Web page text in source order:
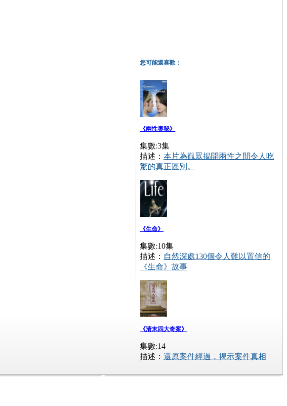
您可能還喜歡：
《兩性奧秘》
集數:3集
描述： 本片為觀眾揭開兩性之間令人吃
驚的真正區別。
《生命》
集數:10集
描述： 自然深處130個令人難以置信的
《生命》故事
《清末四大奇案》
集數:14
描述： 還原案件經過，揭示案件真相